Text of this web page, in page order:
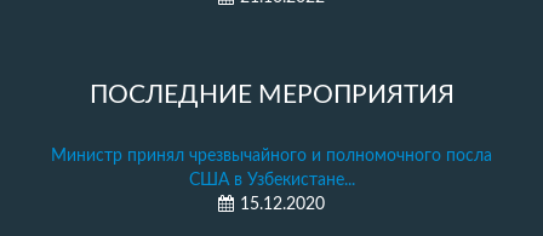
ПОСЛЕДНИЕ МЕРОПРИЯТИЯ
Министр принял чрезвычайного и полномочного посла
США в Узбекистане...
15.12.2020